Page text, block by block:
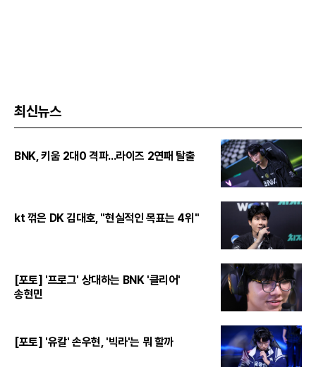
최신뉴스
BNK, 키움 2대0 격파...라이즈 2연패 탈출
kt 꺾은 DK 김대호, "현실적인 목표는 4위"
[포토] '프로그' 상대하는 BNK '클리어'
송현민
[포토] '유칼' 손우현, '빅라'는 뭐 할까